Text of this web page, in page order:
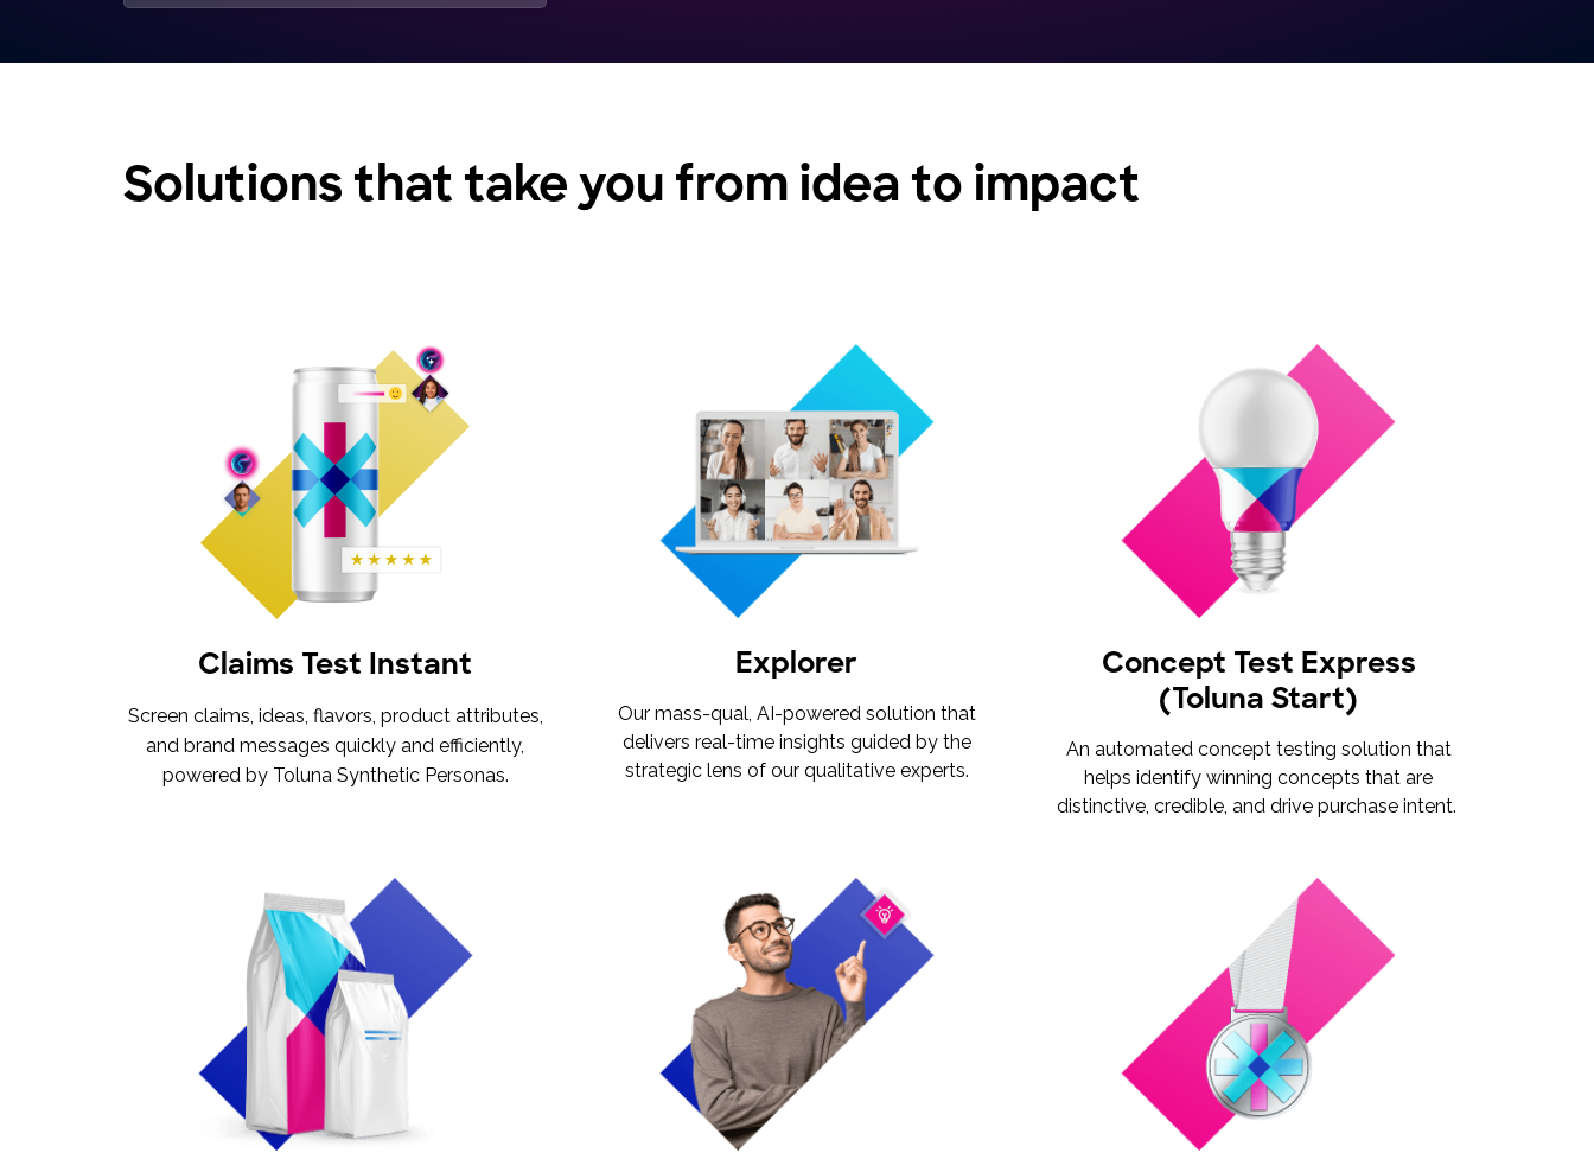
Solutions that take you from idea to impact
Claims Test Instant
Screen claims, ideas, flavors, product attributes,
and brand messages quickly and efficiently,
powered by Toluna Synthetic Personas.
Explorer
Our mass-qual, AI-powered solution that
delivers real-time insights guided by the
strategic lens of our qualitative experts.
Concept Test Express
(Toluna Start)
An automated concept testing solution that
helps identify winning concepts that are
distinctive, credible, and drive purchase intent.